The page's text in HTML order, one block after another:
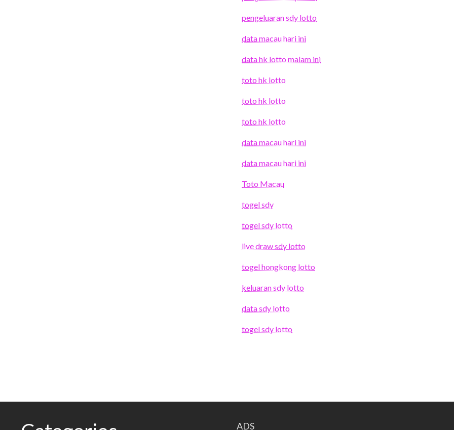
pengeluaran sdy lotto
data macau hari ini
data hk lotto malam ini
toto hk lotto
toto hk lotto
toto hk lotto
data macau hari ini
data macau hari ini
Toto Macau
togel sdy
togel sdy lotto
live draw sdy lotto
togel hongkong lotto
keluaran sdy lotto
data sdy lotto
togel sdy lotto
ADS